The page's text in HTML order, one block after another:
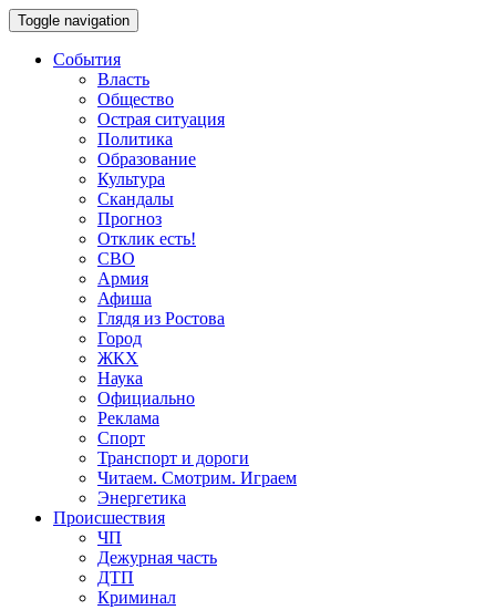
Toggle navigation
События
Власть
Общество
Острая ситуация
Политика
Образование
Культура
Скандалы
Прогноз
Отклик есть!
СВО
Армия
Афиша
Глядя из Ростова
Город
ЖКХ
Наука
Официально
Реклама
Спорт
Транспорт и дороги
Читаем. Смотрим. Играем
Энергетика
Происшествия
ЧП
Дежурная часть
ДТП
Криминал